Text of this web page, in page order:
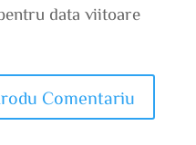
data viitoare